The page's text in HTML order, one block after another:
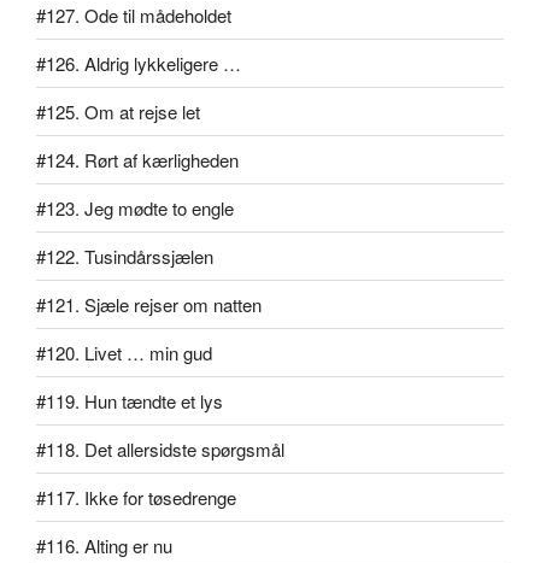
#127. Ode til mådeholdet
#126. Aldrig lykkeligere …
#125. Om at rejse let
#124. Rørt af kærligheden
#123. Jeg mødte to engle
#122. Tusindårssjælen
#121. Sjæle rejser om natten
#120. Livet … min gud
#119. Hun tændte et lys
#118. Det allersidste spørgsmål
#117. Ikke for tøsedrenge
#116. Alting er nu